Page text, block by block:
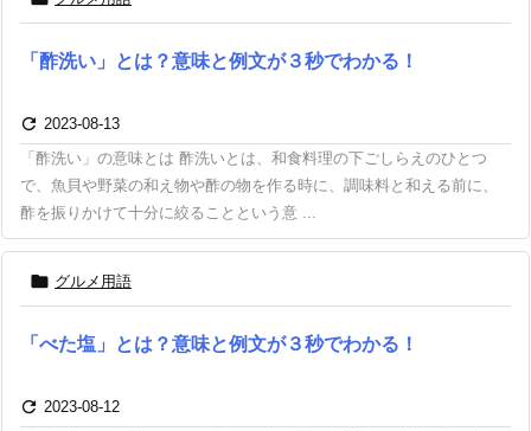
「酢洗い」とは？意味と例文が３秒でわかる！
 2023-08-13
「酢洗い」の意味とは 酢洗いとは、和食料理の下ごしらえのひとつ
で、魚貝や野菜の和え物や酢の物を作る時に、調味料と和える前に、
酢を振りかけて十分に絞ることという意 ...
 グルメ用語
「べた塩」とは？意味と例文が３秒でわかる！
 2023-08-12